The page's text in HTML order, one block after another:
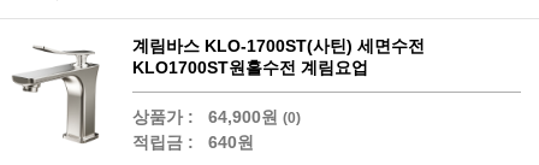
계림바스 KLO-1700ST(사틴) 세면수전
KLO1700ST원홀수전 계림요업
상품가 : 64,900원 (0)
적립금 : 640원